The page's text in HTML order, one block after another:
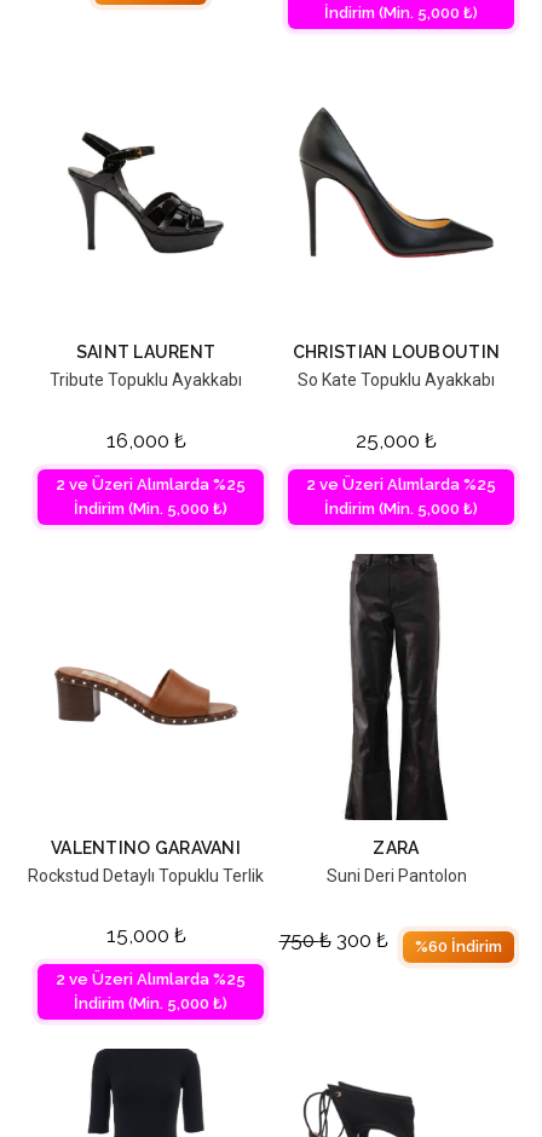
İndirim (Min. 5,000 ₺)
SAINT LAURENT
Tribute Topuklu Ayakkabı
16,000 ₺
2 ve Üzeri Alımlarda %25
İndirim (Min. 5,000 ₺)
CHRISTIAN LOUBOUTIN
So Kate Topuklu Ayakkabı
25,000 ₺
2 ve Üzeri Alımlarda %25
İndirim (Min. 5,000 ₺)
VALENTINO GARAVANI
Rockstud Detaylı Topuklu Terlik
15,000 ₺
2 ve Üzeri Alımlarda %25
İndirim (Min. 5,000 ₺)
ZARA
Suni Deri Pantolon
750₺ 300 ₺ %60 İndirim